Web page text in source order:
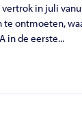
in juli
ontmoeten,
in de eerste...